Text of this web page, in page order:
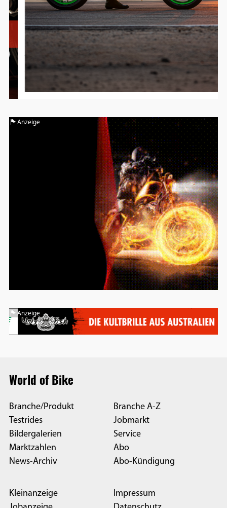
Anzeige
Anzeige
World of Bike
Branche/Produkt
Testrides
Bildergalerien
Marktzahlen
News-Archiv
Branche A-Z
Jobmarkt
Service
Abo
Abo-Kündigung
Kleinanzeige
Impressum